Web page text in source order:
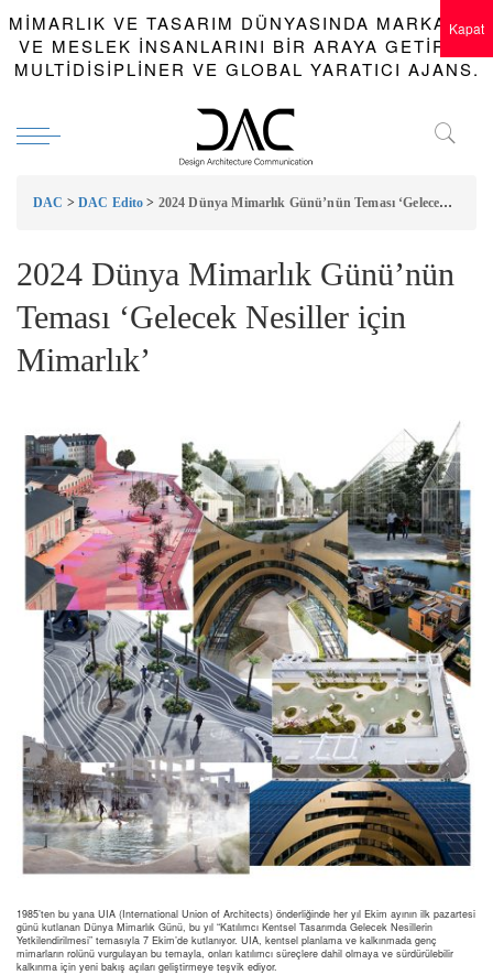
MIMARLIK VE TASARIM DÜNYASINDA MARKALAR
VE MESLEK INSANLARINI BIR ARAYA GETIREN
MULTIDISIPLINER VE GLOBAL YARATICI AJANS.
DAC > DAC Edito > 2024 Dünya Mimarlık Günü’nün Teması ‘Gelecek Nesiller için Mimarlık’
2024 Dünya Mimarlık Günü’nün
Teması ‘Gelecek Nesiller için
Mimarlık’
1985’ten bu yana UIA (International Union of Architects) önderliğinde her yıl Ekim ayının ilk pazartesi
günü kutlanan Dünya Mimarlık Günü, bu yıl “Katılımcı Kentsel Tasarımda Gelecek Nesillerin
Yetkilendirilmesi” temasıyla 7 Ekim’de kutlanıyor. UIA, kentsel planlama ve kalkınmada genç
mimarların rolünü vurgulayan bu temayla, onları katılımcı süreçlere dahil olmaya ve sürdürülebilir
kalkınma için yeni bakış açıları geliştirmeye teşvik ediyor.
Kapat